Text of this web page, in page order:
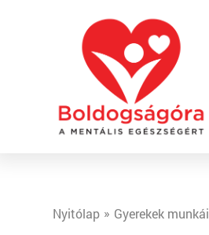
Nyitólap Gyerekek munkái